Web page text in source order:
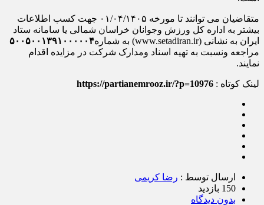
متقاضیان می توانند تا مورخه ۰۱/۰۴/۱۴۰۵ جهت کسب اطلاعات
بیشتر به اداره کل ورزش وجوانان خراسان شمالی یا سامانه ستاد
ایران به نشانی (www.setadiran.ir) به شماره
۵۰۰۵۰۰۱۳۹۱۰۰۰۰۰۴
مراجعه ونسبت به تهیه اسناد ومدارک شرکت در مزایده اقدام
نمایند.
لینک کوتاه : https://partianemrooz.ir/?p=10976
ارسال توسط : رضا کریمی
150 بازدید
بدون دیدگاه